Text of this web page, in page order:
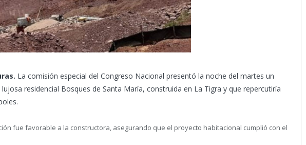
La comisión especial del Congreso Nacional presentó la noche del martes un
residencial Bosques de Santa María, construida en La Tigra y que repercutiría
fue favorable a la constructora, asegurando que el proyecto habitacional cumplió con el